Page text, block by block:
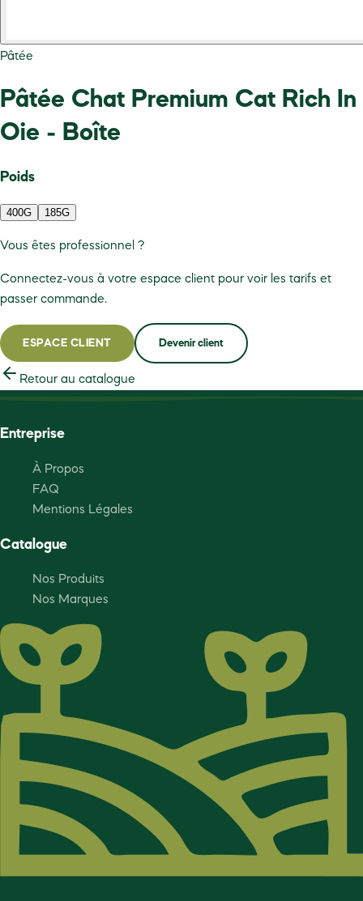
Pâtée
Pâtée Chat Premium Cat Rich In
Oie - Boîte
Poids
400G 185G
Vous êtes professionnel ?
Connectez-vous à votre espace client pour voir les tarifs et
passer commande.
ESPACE CLIENT Devenir client
Retour au catalogue
Entreprise
À Propos
FAQ
Mentions Légales
Catalogue
Nos Produits
Nos Marques